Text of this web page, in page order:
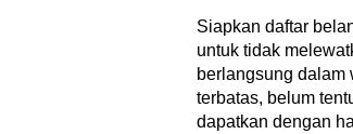
Siapkan daftar
untuk tidak
berlangsung dalam
terbatas, belum
dapatkan dengan